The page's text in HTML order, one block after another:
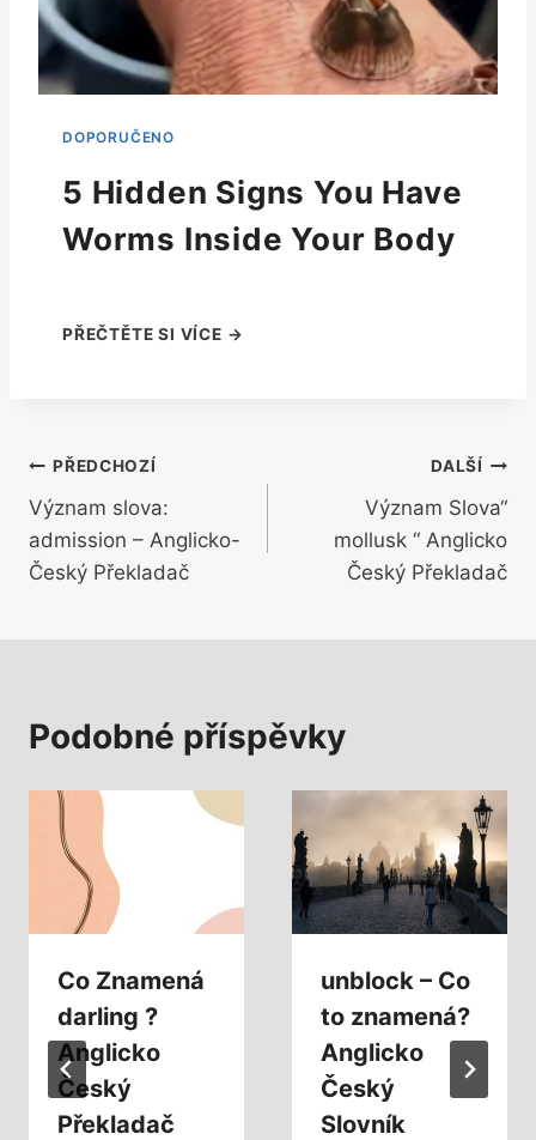
5 Hidden Signs You Have
Worms Inside Your Body
Navigace
pro
příspěvek
PŘEDCHOZÍ
Význam slova:
admission – Anglicko-
Český Překladač
DALŠÍ
Význam Slova“
mollusk “ Anglicko
Český Překladač
Podobné příspěvky
Co Znamená
darling ?
Anglicko
Český
Překladač
unblock – Co
to znamená?
Anglicko
Český
Slovník